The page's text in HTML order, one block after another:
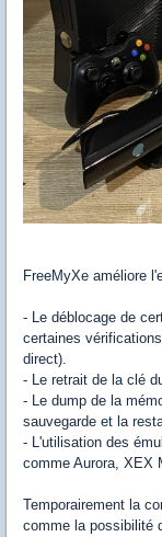
FreeMyXe améliore
- Le déblocage de
certaines
direct).
- Le retrait de la clé
- Le dump de la
sauvegarde et la
- L'utilisation des
comme Aurora, XEX
Temporairement la
comme la possibilité